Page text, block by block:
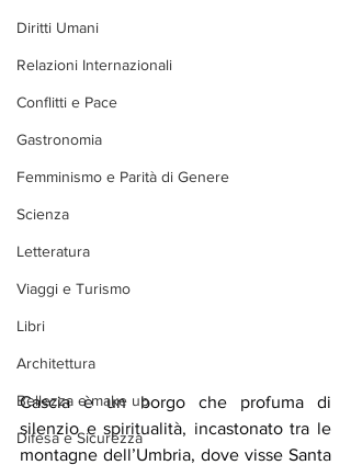
Diritti Umani
Relazioni Internazionali
Conflitti e Pace
Gastronomia
Femminismo e Parità di Genere
Scienza
Letteratura
Viaggi e Turismo
Libri
Architettura
Bellezza e make up
Difesa e Sicurezza
Cascia è un borgo che profuma di
silenzio e spiritualità, incastonato tra le
montagne dell’Umbria, dove visse Santa